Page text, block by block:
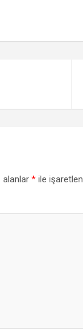
alanlar* ile